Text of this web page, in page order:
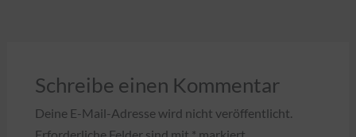
Schreibe einen Kommentar
Deine E-Mail-Adresse wird nicht veröffentlicht.